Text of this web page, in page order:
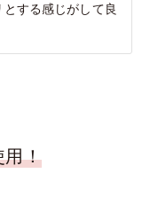
する感じがして良
用！